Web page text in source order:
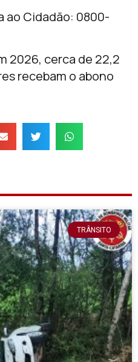
Cidadão: 0800-
2026, cerca de 22,2
recebam o abono
TRÂNSITO